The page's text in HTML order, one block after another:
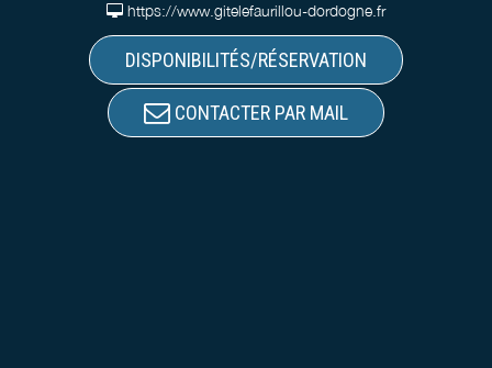
https://www.gitelefaurillou-dordogne.fr
DISPONIBILITÉS/RÉSERVATION
CONTACTER PAR MAIL